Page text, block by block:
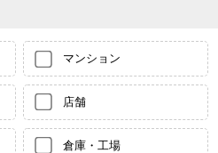
マンション
店舗
倉庫・工場